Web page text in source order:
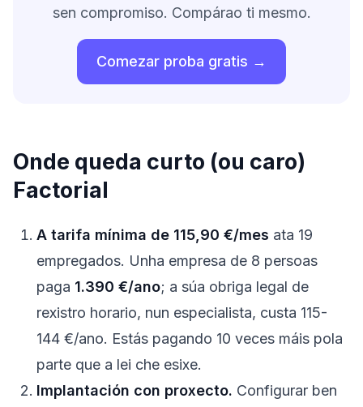
sen compromiso. Compárao ti mesmo.
Comezar proba gratis →
Onde queda curto (ou caro)
Factorial
A tarifa mínima de 115,90 €/mes ata 19
empregados. Unha empresa de 8 persoas
paga 1.390 €/ano; a súa obriga legal de
rexistro horario, nun especialista, custa 115-
144 €/ano. Estás pagando 10 veces máis pola
parte que a lei che esixe.
Implantación con proxecto. Configurar ben